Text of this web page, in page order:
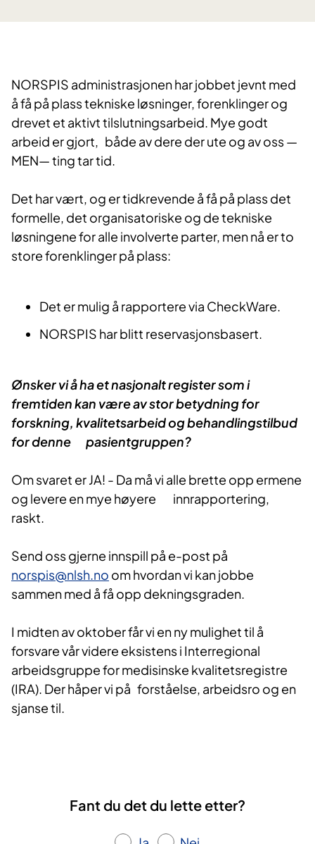
NORSPIS administrasjonen har jobbet jevnt med
å få på plass tekniske løsninger, forenklinger og
drevet et aktivt tilslutningsarbeid. Mye godt
arbeid er gjort, både av dere der ute og av oss —
MEN— ting tar tid.
Det har vært, og er tidkrevende å få på plass det
formelle, det organisatoriske og de tekniske
løsningene for alle involverte parter, men nå er to
store forenklinger på plass:
Det er mulig å rapportere via CheckWare.
NORSPIS har blitt reservasjonsbasert.
Ønsker vi å ha et nasjonalt register som i
fremtiden kan være av stor betydning for
forskning, kvalitetsarbeid og behandlingstilbud
for denne pasientgruppen?
Om svaret er JA! - Da må vi alle brette opp ermene
og levere en mye høyere innrapportering,
raskt.
Send oss gjerne innspill på e-post på
norspis@nlsh.no om hvordan vi kan jobbe
sammen med å få opp dekningsgraden.
I midten av oktober får vi en ny mulighet til å
forsvare vår videre eksistens i Interregional
arbeidsgruppe for medisinske kvalitetsregistre
(IRA). Der håper vi på forståelse, arbeidsro og en
sjanse til.
Fant du det du lette etter?